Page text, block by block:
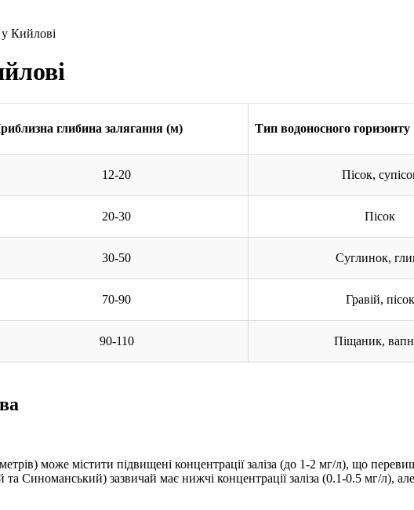
Кийлові
глибина залягання (м) Тип водоносного горизонту
12-20 Пісок,
20-30 Пісок
30-50 Суглинок,
70-90 Гравій, пісок
90-110 Піщаник,
може містити підвищені концентрації заліза (до 1-2 мг/л), що
Синоманський) зазвичай має нижчі концентрації заліза (0.1-0.5 мг/л),